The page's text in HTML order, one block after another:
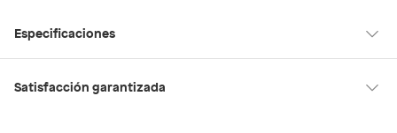
Especificaciones
Hecho en
Satisfacción garantizada